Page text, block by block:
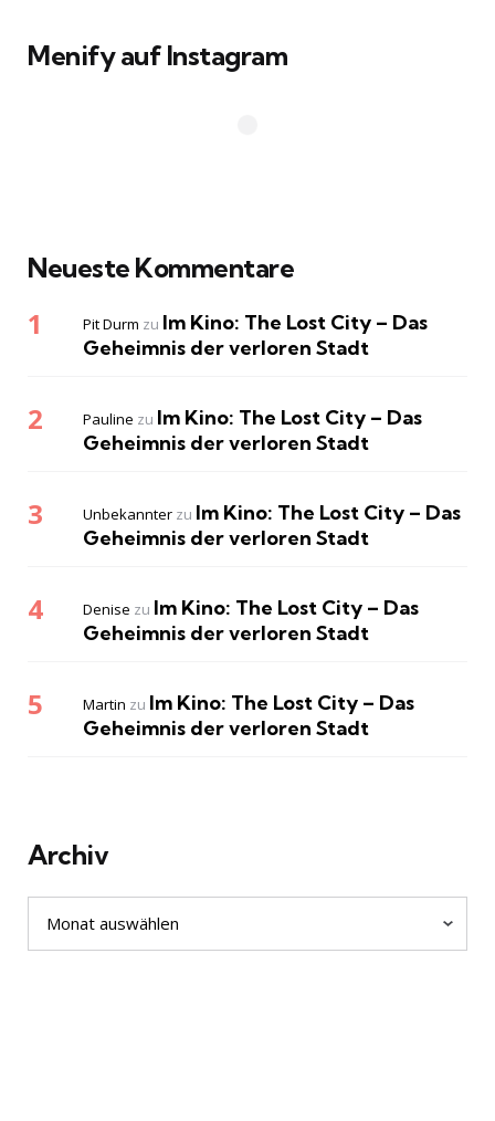
Menify auf Instagram
Neueste Kommentare
Pit Durm zu Im Kino: The Lost City – Das
Geheimnis der verloren Stadt
Pauline zu Im Kino: The Lost City – Das
Geheimnis der verloren Stadt
Unbekannter zu Im Kino: The Lost City – Das
Geheimnis der verloren Stadt
Denise zu Im Kino: The Lost City – Das
Geheimnis der verloren Stadt
Martin zu Im Kino: The Lost City – Das
Geheimnis der verloren Stadt
Archiv
Archiv